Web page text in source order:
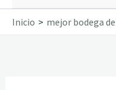
Inicio mejor bodega